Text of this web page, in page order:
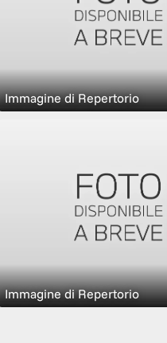
Immagine di Repertorio
Immagine di Repertorio